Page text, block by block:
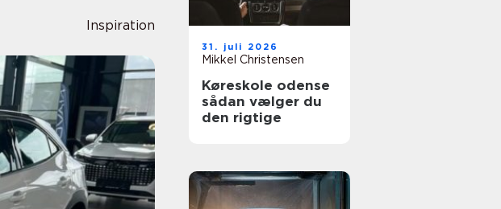
Inspiration
31. juli 2026
Mikkel Christensen
Køreskole odense
sådan vælger du
den rigtige